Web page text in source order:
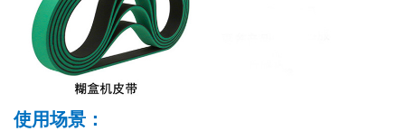
使用场景：